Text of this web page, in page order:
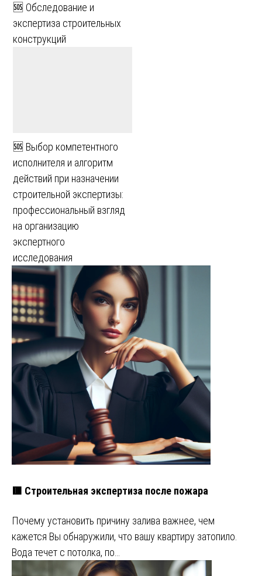
🆘 Обследование и
экспертиза строительных
конструкций
🆘 Выбор компетентного
исполнителя и алгоритм
действий при назначении
строительной экспертизы:
профессиональный взгляд
на организацию
экспертного
исследования
🟥 Строительная экспертиза после пожара
Почему установить причину залива важнее, чем
кажется Вы обнаружили, что вашу квартиру затопило.
Вода течет с потолка, по…